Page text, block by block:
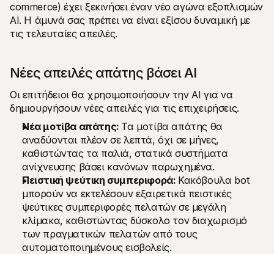
commerce) έχει ξεκινήσει έναν νέο αγώνα εξοπλισμών
AI. Η άμυνά σας πρέπει να είναι εξίσου δυναμική με
τις τελευταίες απειλές.
Νέες απειλές απάτης βάσει AI
Οι επιτήδειοι θα χρησιμοποιήσουν την AI για να
δημιουργήσουν νέες απειλές για τις επιχειρήσεις.
Νέα μοτίβα απάτης: Τα μοτίβα απάτης θα
αναδύονται πλέον σε λεπτά, όχι σε μήνες,
καθιστώντας τα παλιά, στατικά συστήματα
ανίχνευσης βάσει κανόνων παρωχημένα.
Πειστική ψεύτικη συμπεριφορά: Κακόβουλα bot
μπορούν να εκτελέσουν εξαιρετικά πειστικές
ψεύτικες συμπεριφορές πελατών σε μεγάλη
κλίμακα, καθιστώντας δύσκολο τον διαχωρισμό
των πραγματικών πελατών από τους
αυτοματοποιημένους εισβολείς.